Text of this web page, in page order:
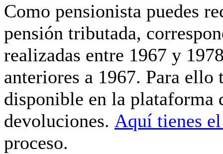
Como pensionista puedes
pensión tributada,
realizadas entre 1967 y
anteriores a 1967. Para
disponible en la plataforma
devoluciones. Aquí tienes
proceso.